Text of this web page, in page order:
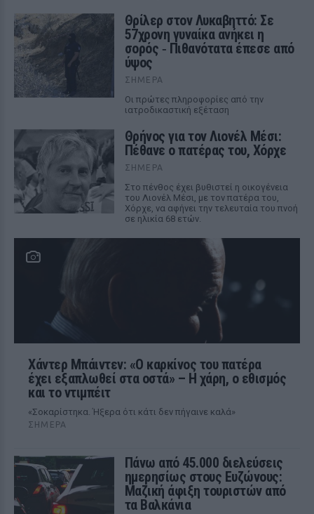
Θρίλερ στον Λυκαβηττό: Σε
57χρονη γυναίκα ανήκει η
σορός ‑ Πιθανότατα έπεσε από
ύψος
ΣΉΜΕΡΑ
Οι πρώτες πληροφορίες από την
ιατροδικαστική εξέταση
Θρήνος για τον Λιονέλ Μέσι:
Πέθανε ο πατέρας του, Χόρχε
ΣΉΜΕΡΑ
Στο πένθος έχει βυθιστεί η οικογένεια
του Λιονέλ Μέσι, με τον πατέρα του,
Χόρχε, να αφήνει την τελευταία του πνοή
σε ηλικία 68 ετών.
Χάντερ Μπάιντεν: «Ο καρκίνος του πατέρα
έχει εξαπλωθεί στα οστά» – Η χάρη, ο εθισμός
και το ντιμπέιτ
«Σοκαρίστηκα. Ήξερα ότι κάτι δεν πήγαινε καλά»
ΣΉΜΕΡΑ
Πάνω από 45.000 διελεύσεις
ημερησίως στους Ευζώνους:
Μαζική άφιξη τουριστών από
τα Βαλκάνια